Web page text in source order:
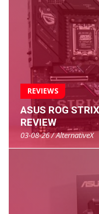
REVIEWS
ASUS ROG
REVIEW
03-08-26 / AlternativeX